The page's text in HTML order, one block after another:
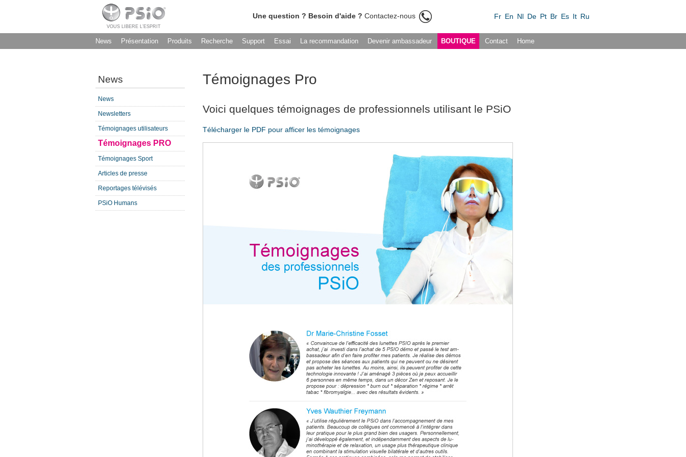
VOUS LIBERE L’ESPRIT
Une question ? Besoin d'aide ? Contactez-nous Fr En Nl De Pt Br Es It Ru
News Présentation Produits Recherche Support Essai La recommandation Devenir ambassadeur BOUTIQUE Contact Home
News
News
Newsletters
Témoignages utilisateurs
Témoignages PRO
Témoignages Sport
Articles de presse
Reportages télévisés
PSiO Humans
Témoignages Pro
Voici quelques témoignages de professionnels utilisant le PSiO
Télécharger le PDF pour afficer les témoignages